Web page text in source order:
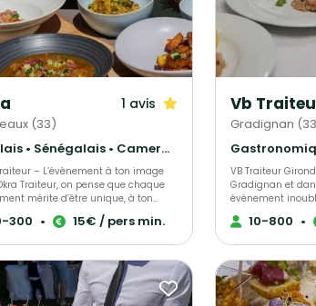
1 avis
(33)
Antillais • Sénégalais • Camerounais
– L’évènement à ton image
Traiteur, on pense que chaque
mérite d’être unique, à ton
On t’accompagne dans toutes tes
pour créer un moment sur mesure,
d’entreprise — on s’adapte à
équipe est à ton écoute pour
ensemble le menu parfait, avec
300 • 15€ / pers min.
Vb
Gradignan
VB Traiteur
Gradignan et
événement
occasion, vous
buffet, menus,
fait maison,
fournisseurs
produits de saisons. Nous
10-800 •